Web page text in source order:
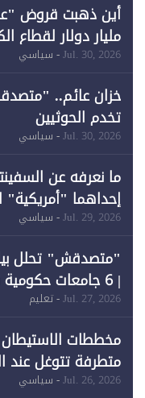
لـ"الطاقة المتجددة" (1)
Jul. 30, 2026- سياسي
خزان عائم..
تخدم الحوثيين
Jul. 30, 2026- سياسي
ما نعرفه عن
إحداهما "أمريكية"
احتياجات الطاقة
Jul. 29, 2026- سياسي
"متصدقش" تحلل
Jul. 27, 2026- تعليم
مخططات
متطرفة تتوغل عند
خرق الحدود
Jul. 26, 2026- سياسي